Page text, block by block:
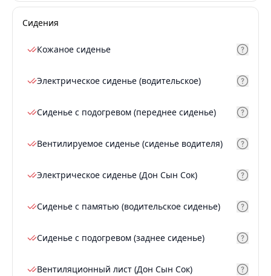
Сидения
Кожаное сиденье
Электрическое сиденье (водительское)
Сиденье с подогревом (переднее сиденье)
Вентилируемое сиденье (сиденье водителя)
Электрическое сиденье (Дон Сын Сок)
Сиденье с памятью (водительское сиденье)
Сиденье с подогревом (заднее сиденье)
Вентиляционный лист (Дон Сын Сок)